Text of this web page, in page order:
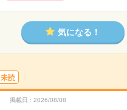
気になる！
未読
掲載日 2026/08/08